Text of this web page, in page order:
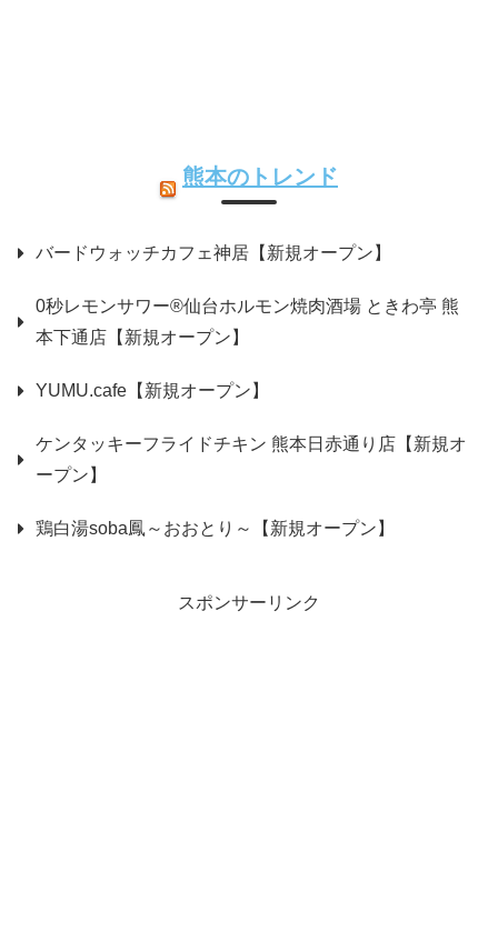
熊本のトレンド
バードウォッチカフェ神居【新規オープン】
0秒レモンサワー®仙台ホルモン焼肉酒場 ときわ亭 熊
本下通店【新規オープン】
YUMU.cafe【新規オープン】
ケンタッキーフライドチキン 熊本日赤通り店【新規オ
ープン】
鶏白湯soba鳳～おおとり～【新規オープン】
スポンサーリンク